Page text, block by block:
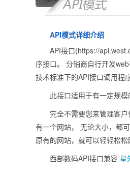
API模式详细介绍
API接口(https://
序接口。 分销商自行开发
技术标准下的API接口调用程
此接口适用于有一定规
完全不需要您来管理客
有一个网站， 无论大小，都
原有的网站，就可以轻轻松
西部数码API接口兼容 星